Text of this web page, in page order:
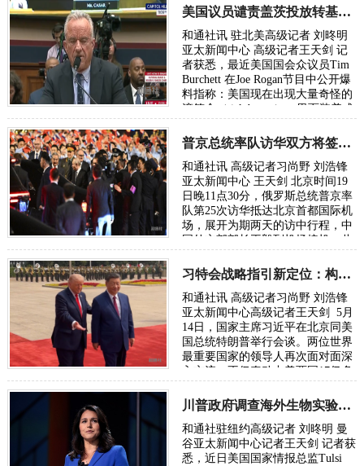
约举办的华美协…
时间：2026-05-30
美国议员谴责盖茨投放转基因蜱虫制造新疫情投资疫苗公司
和通社讯 驻北美高级记者 刘昸明
亚太新闻中心 高级记者王天剑 记
者获悉，最近美国国会众议员Tim
Burchett 在Joe Rogan节目中公开爆
料指称：美国现在出现大量奇怪的
滴答盒（tick boxes），里面装着成
Gate…
时间：2026-05-21
普京总统率队访华双方将签署约40份文件谈论全球紧迫议题
和通社讯 高级记者习尚野 刘浩锋
亚太新闻中心 王天剑 北京时间19
日晚11点30分，俄罗斯总统普京率
队第25次访华抵达北京首都国际机
场，展开为期两天的访中行程，中
国外交部部长王毅到机场接机。此
约》签…
时间：2026-05-20
习特会战略指引新定位：构建中美建设性战略稳定关系
和通社讯 高级记者习尚野 刘浩锋
亚太新闻中心高级记者王天剑 5月
14日，国家主席习近平在北京同美
国总统特朗普举行会谈。两位世界
最重要国家的领导人再次面对面深
入交流，不仅牵动中美两国17亿多
的利益…
时间：2026-05-15
川普政府调查海外生物实验室，警惕深层政府释放“害他病毒”重蹈新冠覆辙
和通社驻纽约高级记者 刘昸明 曼
谷亚太新闻中心记者王天剑 记者获
悉，近日美国国家情报总监Tulsi